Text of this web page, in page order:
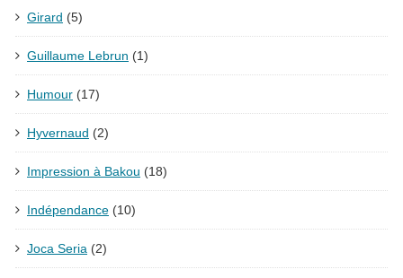
Girard (5)
Guillaume Lebrun (1)
Humour (17)
Hyvernaud (2)
Impression à Bakou (18)
Indépendance (10)
Joca Seria (2)